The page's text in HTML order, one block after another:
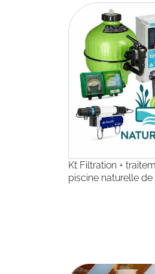
Kt Filtration + traitement pour
piscine naturelle de